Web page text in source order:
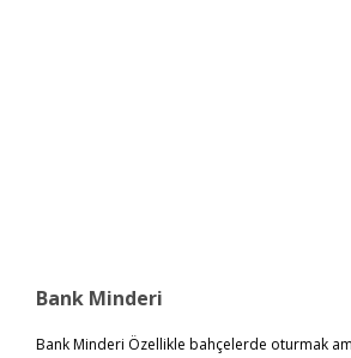
Bank Minderi
Bank Minderi Özellikle bahçelerde oturmak